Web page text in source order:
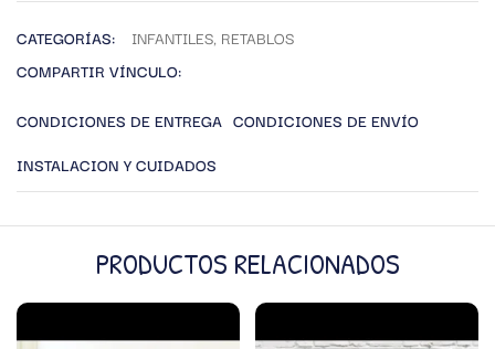
CATEGORÍAS: INFANTILES, RETABLOS
COMPARTIR VÍNCULO:
CONDICIONES DE ENTREGA CONDICIONES DE ENVÍO
INSTALACION Y CUIDADOS
PRODUCTOS RELACIONADOS